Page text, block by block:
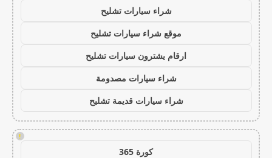
شراء سيارات تشليح
موقع شراء سيارات تشليح
ارقام يشترون سيارات تشليح
شراء سيارات مصدومة
شراء سيارات قديمة تشليح
!
كورة 365